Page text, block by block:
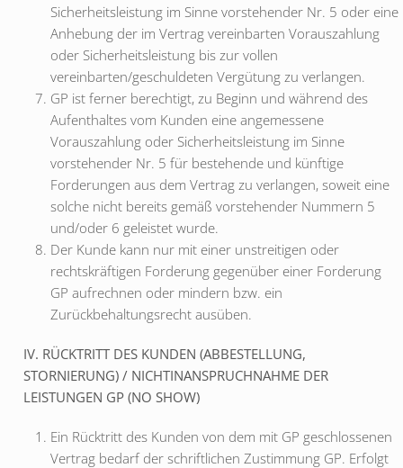
Sicherheitsleistung im Sinne vorstehender Nr. 5 oder eine
Anhebung der im Vertrag vereinbarten Vorauszahlung
oder Sicherheitsleistung bis zur vollen
vereinbarten/geschuldeten Vergütung zu verlangen.
GP ist ferner berechtigt, zu Beginn und während des
Aufenthaltes vom Kunden eine angemessene
Vorauszahlung oder Sicherheitsleistung im Sinne
vorstehender Nr. 5 für bestehende und künftige
Forderungen aus dem Vertrag zu verlangen, soweit eine
solche nicht bereits gemäß vorstehender Nummern 5
und/oder 6 geleistet wurde.
Der Kunde kann nur mit einer unstreitigen oder
rechtskräftigen Forderung gegenüber einer Forderung
GP aufrechnen oder mindern bzw. ein
Zurückbehaltungsrecht ausüben.
IV. RÜCKTRITT DES KUNDEN (ABBESTELLUNG,
STORNIERUNG) / NICHTINANSPRUCHNAHME DER
LEISTUNGEN GP (NO SHOW)
Ein Rücktritt des Kunden von dem mit GP geschlossenen
Vertrag bedarf der schriftlichen Zustimmung GP. Erfolgt